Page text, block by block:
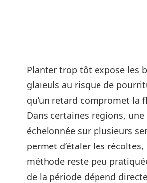
Planter trop tôt expose les
glaïeuls au risque de
qu’un retard compromet la
Dans certaines régions,
échelonnée sur plusieurs
permet d’étaler les
méthode reste peu
de la période dépend